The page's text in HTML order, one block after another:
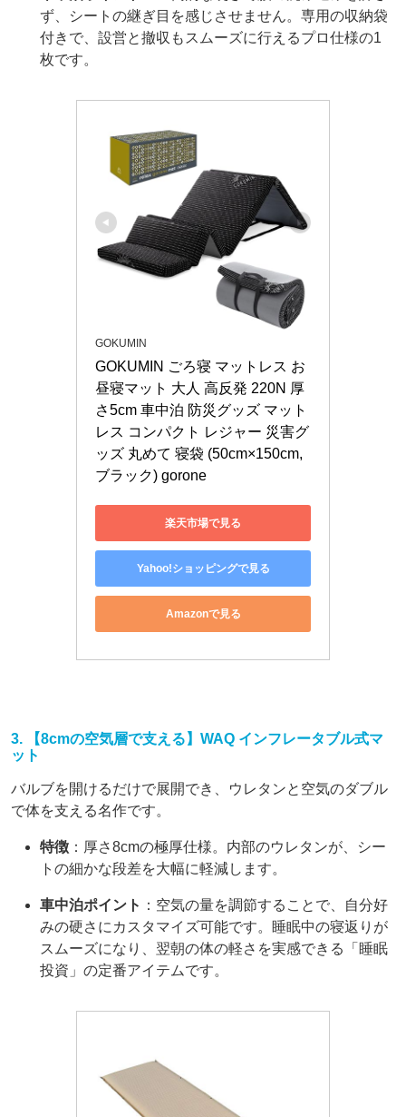
ず、シートの継ぎ目を感じさせません。専用の収納袋
付きで、設営と撤収もスムーズに行えるプロ仕様の1
枚です。
GOKUMIN
GOKUMIN ごろ寝 マットレス お
昼寝マット 大人 高反発 220N 厚
さ5cm 車中泊 防災グッズ マット
レス コンパクト レジャー 災害グ
ッズ 丸めて 寝袋 (50cm×150cm,
ブラック) gorone
楽天市場で見る
Yahoo!ショッピングで見る
Amazonで見る
3. 【8cmの空気層で支える】WAQ インフレータブル式マ
ット
バルブを開けるだけで展開でき、ウレタンと空気のダブル
で体を支える名作です。
特徴 ：厚さ8cmの極厚仕様。内部のウレタンが、シー
トの細かな段差を大幅に軽減します。
車中泊ポイント ：空気の量を調節することで、自分好
みの硬さにカスタマイズ可能です。睡眠中の寝返りが
スムーズになり、翌朝の体の軽さを実感できる「睡眠
投資」の定番アイテムです。